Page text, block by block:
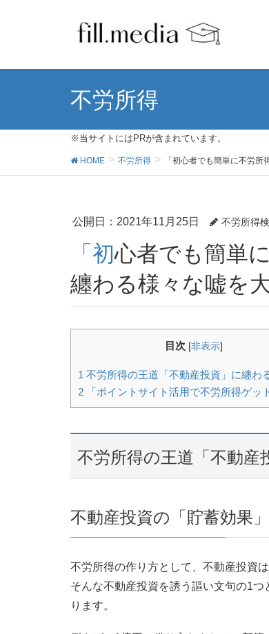
不労所得
※当サイトにはPRが含まれています。
HOME 不労所得 「初心者でも簡単に不労
公開日： 2021年11月25日 不労所得
「初心者でも簡単に不労所得」は大嘘？不労所得に
纏わる様々な嘘を
目次 [非表示]
1 不労所得の王道「不動産投資」に纏わ
2 「ポイントサイト活用で不労所得ゲッ
不労所得の王道「不動産
不動産投資の「貯蓄効果
不労所得の作り方として、不動産投資
そんな不動産投資を誘う謳い文句の1
ります。